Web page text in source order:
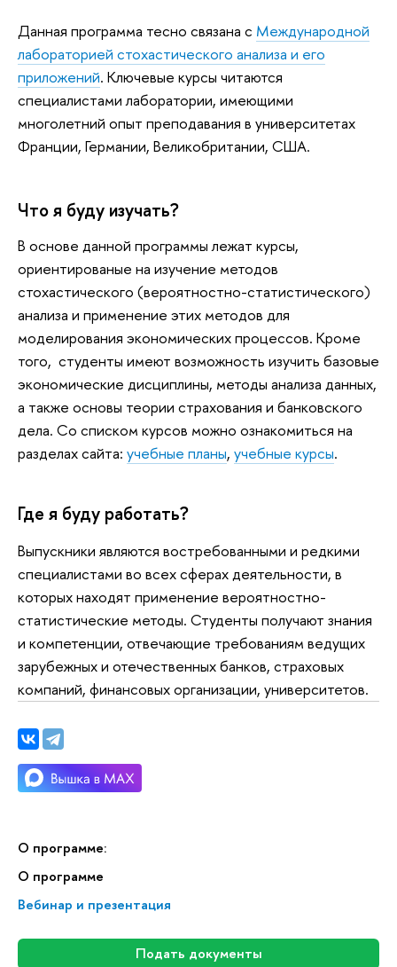
О программе:
О программе
Вебинар и презентация
Подать документы
Данная программа тесно связана с Международной
лабораторией стохастического анализа и его
приложений. Ключевые курсы читаются
специалистами лаборатории, имеющими
многолетний опыт преподавания в университетах
Франции, Германии, Великобритании, США.
Что я буду изучать?
В основе данной программы лежат курсы,
ориентированые на изучение методов
стохастического (вероятностно-статистического)
анализа и применение этих методов для
моделирования экономических процессов. Кроме
того, студенты имеют возможность изучить базовые
экономические дисциплины, методы анализа данных,
а также основы теории страхования и банковского
дела. Со списком курсов можно ознакомиться на
разделах сайта: учебные планы, учебные курсы.
Где я буду работать?
Выпускники являются востребованными и редкими
специалистами во всех сферах деятельности, в
которых находят применение вероятностно-
статистические методы. Студенты получают знания
и компетенции, отвечающие требованиям ведущих
зарубежных и отечественных банков, страховых
компаний, финансовых организации, университетов.